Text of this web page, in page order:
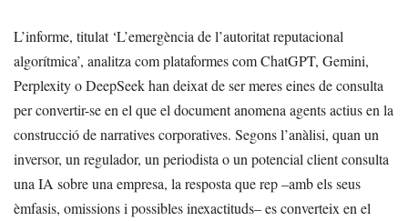
L’informe, titulat ‘L’emergència de l’autoritat reputacional
algorítmica’, analitza com plataformes com ChatGPT, Gemini,
Perplexity o DeepSeek han deixat de ser meres eines de consulta
per convertir-se en el que el document anomena agents actius en la
construcció de narratives corporatives. Segons l’anàlisi, quan un
inversor, un regulador, un periodista o un potencial client consulta
una IA sobre una empresa, la resposta que rep –amb els seus
èmfasis, omissions i possibles inexactituds– es converteix en el